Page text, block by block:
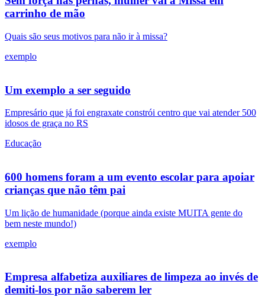
carrinho de mão
Quais são seus motivos para não ir à missa?
exemplo
Um exemplo a ser seguido
Empresário que já foi engraxate constrói centro que vai atender 500
idosos de graça no RS
Educação
600 homens foram a um evento escolar para apoiar
crianças que não têm pai
Um lição de humanidade (porque ainda existe MUITA gente do
bem neste mundo!)
exemplo
Empresa alfabetiza auxiliares de limpeza ao invés de
demiti-los por não saberem ler